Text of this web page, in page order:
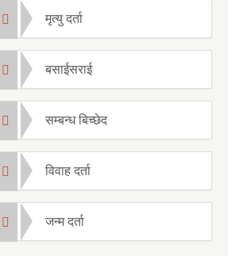
मृत्यु दर्ता
बसाईसराई
सम्बन्ध बिच्छेद
विवाह दर्ता
जन्म दर्ता